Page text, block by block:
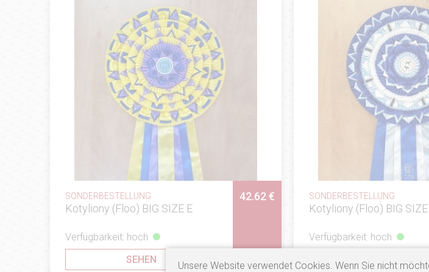
SONDERBESTELLUNG
Kotyliony (Floo) BIG SIZE E
42.62 €
Verfügbarkeit: hoch
SEHEN
SONDERBESTELLUNG
Kotyliony (Floo) BIG
Verfügbarkeit: hoch
SEHEN
Unsere Website verwendet Cookies. Wenn Sie nicht